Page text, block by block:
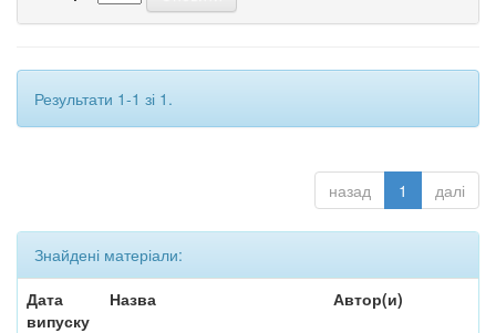
Результати 1-1 зі 1.
назад 1 далі
Знайдені матеріали:
Дата
випуску
Назва Автор(и)